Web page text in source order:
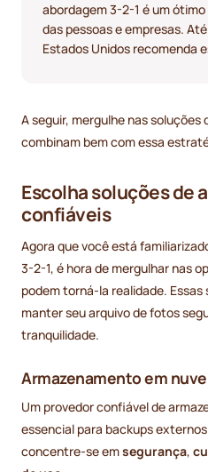
abordagem 3-2-1 é um
das pessoas e empresas.
Estados Unidos recomenda
A seguir, mergulhe nas soluções
combinam bem com essa
Escolha soluções de
confiáveis
Agora que você está
3-2-1, é hora de mergulhar nas
podem torná-la realidade.
manter seu arquivo de fotos
tranquilidade.
Armazenamento em
Um provedor confiável de
essencial para backups
concentre-se emsegurança,